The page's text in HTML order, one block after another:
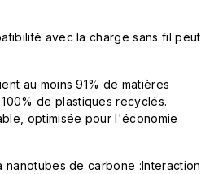
avec la charge sans fil peut
au moins 91% de matières
de plastiques recyclés.
optimisée pour l'économie
nanotubes de carbone